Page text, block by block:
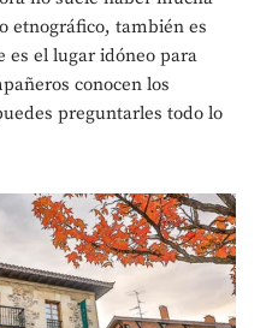
etnográfico, también es
es el lugar idóneo para
conocen los
preguntarles todo lo